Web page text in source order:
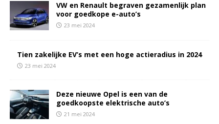
VW en Renault begraven gezamenlijk plan
voor goedkope e-auto’s
23 mei 2024
Tien zakelijke EV’s met een hoge actieradius in 2024
23 mei 2024
Deze nieuwe Opel is een van de
goedkoopste elektrische auto’s
21 mei 2024